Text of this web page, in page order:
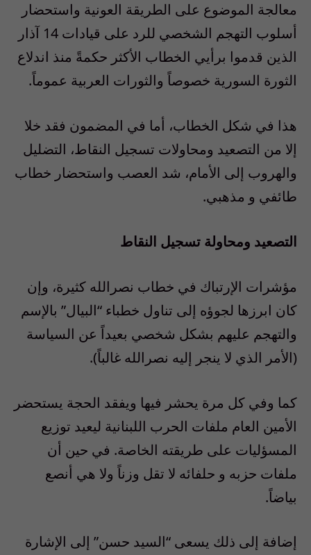
معالجة الموضوع على الطريقة العونية واستحضار
أسلوب التهجم الشخصي للرد على قيادات 14 آذار
الذين قدموا برأيي الخطاب الأكثر حكمةً منذ اندلاع
الثورة السورية خصوصاً والثورات العربية عموماً.
هذا في شكل الخطاب، أما في المضمون فقد خلا
إلا من التصعيد ومحاولات تسجيل النقاط، التضليل
والهروب إلى الأمام، شد العصب واستحضار خطاب
طائفي و مذهبي.
التصعيد ومحاولة تسجيل النقاط
مؤشرات الإرتباك في خطاب نصرالله كثيرة، وإن
كان ابرزها لجوؤه إلى تناول خطباء “البيال” بالإسم
والتهجم عليهم بشكل شخصي بعيداً عن السياسة
(الأمر الذي لا ينجر إليه نصرالله غالباً).
كما وفي كل مرة يحشر فيها ويفقد الحجة يستحضر
الأمين العام ملفات الحرب اللبنانية ليعيد توزيع
المسؤليات على طريقته الخاصة. في حين أن
ملفات حزبه و حلفائه لا تقل وزناً ولا هي أنصع
بياضاً.
إضافة إلى ذلك يسعى “السيد حسن” إلى الإشارة